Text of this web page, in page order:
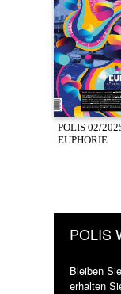
POLIS 02/
EUPHORIE
POLIS
Bleiben
erhalten